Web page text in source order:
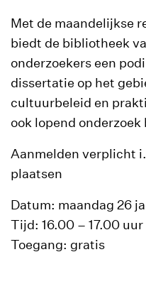
Met de maandelijkse
biedt de bibliotheek
onderzoekers een
dissertatie op het
cultuurbeleid en
ook lopend onderzoek
Aanmelden verplicht
plaatsen
Datum: maandag 26
Tijd: 16.00 – 17.00 uur
Toegang: gratis